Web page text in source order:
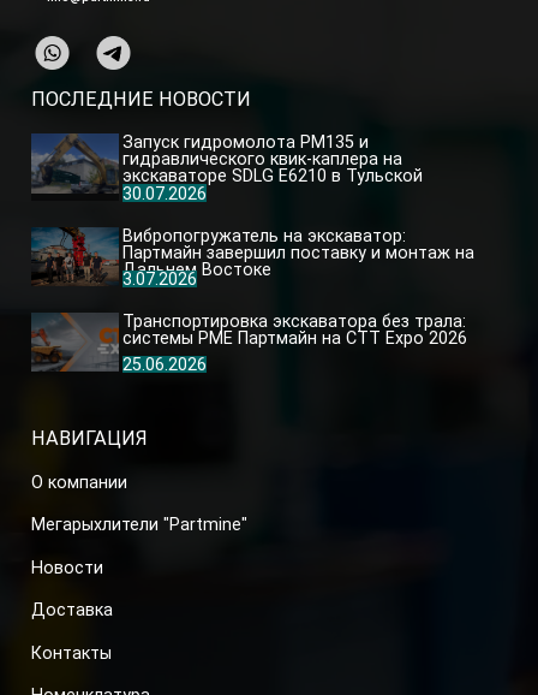
НАВИГАЦИЯ
О компании
Мегарыхлители "Partmine"
Новости
Доставка
Контакты
ПОСЛЕДНИЕ НОВОСТИ
Запуск гидромолота PM135 и
гидравлического квик-каплера на
экскаваторе SDLG E6210 в Тульской
области
30.07.2026
Вибропогружатель на экскаватор:
Партмайн завершил поставку и монтаж на
Дальнем Востоке
3.07.2026
Транспортировка экскаватора без трала:
системы PME Партмайн на CTT Expo 2026
25.06.2026